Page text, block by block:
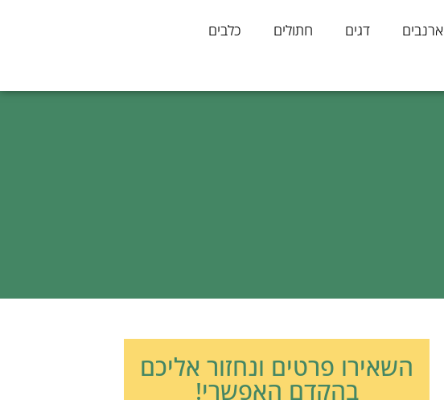
ארנבים דגים חתולים
כלבים
השאירו פרטים ונחזור אליכם
בהקדם האפשרי!